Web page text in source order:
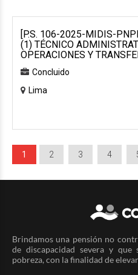
[P.S. 106-2025-MIDIS-
(1) TÉCNICO
OPERACIONES Y
Concluido
Lima
1 2 3 4
Brindamos una pensión no
de discapacidad severa y
pobreza, con la finalidad de